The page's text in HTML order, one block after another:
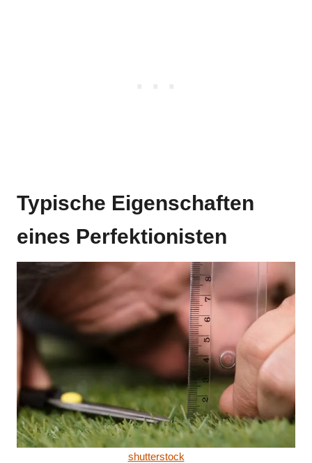
Typische Eigenschaften
eines Perfektionisten
shutterstock